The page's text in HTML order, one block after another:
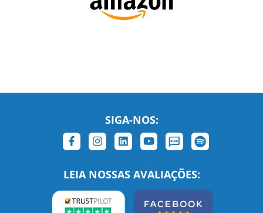
SIGA-NOS:
LEIA NOSSAS AVALIAÇÕES: